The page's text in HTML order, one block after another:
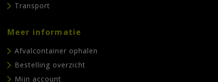
Transport
Meer informatie
Afvalcontainer ophalen
Bestelling overzicht
Mijn account